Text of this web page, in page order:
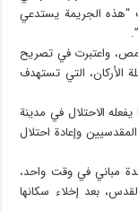
“هذه الجريمة يستدعي
واعتبرت في تصريح
الأركان، التي تستهدف
الاحتلال في مدينة
وإعادة احتلال
مباني في وقت واحد،
بعد إخلاء سكانها